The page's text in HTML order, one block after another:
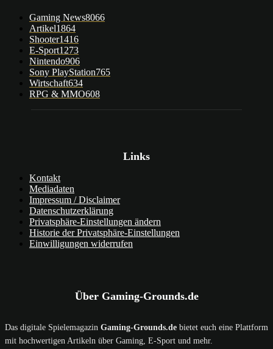
Gaming News8066
Artikel1864
Shooter1416
E-Sport1273
Nintendo906
Sony PlayStation765
Wirtschaft634
RPG & MMO608
Links
Kontakt
Mediadaten
Impressum / Disclaimer
Datenschutzerklärung
Privatsphäre-Einstellungen ändern
Historie der Privatsphäre-Einstellungen
Einwilligungen widerrufen
Über Gaming-Grounds.de
Das digitale Spielemagazin Gaming-Grounds.de bietet euch eine Plattform
mit hochwertigen Artikeln über Gaming, E-Sport und mehr.